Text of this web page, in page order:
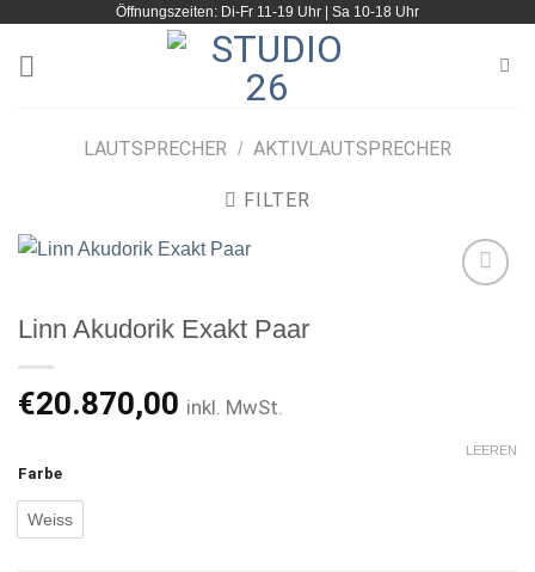
springen
Öffnungszeiten: Di-Fr 11-19 Uhr | Sa 10-18 Uhr
LAUTSPRECHER / AKTIVLAUTSPRECHER
FILTER
Linn Akudorik Exakt Paar
€20.870,00 inkl. MwSt.
Farbe
Weiss
LEEREN